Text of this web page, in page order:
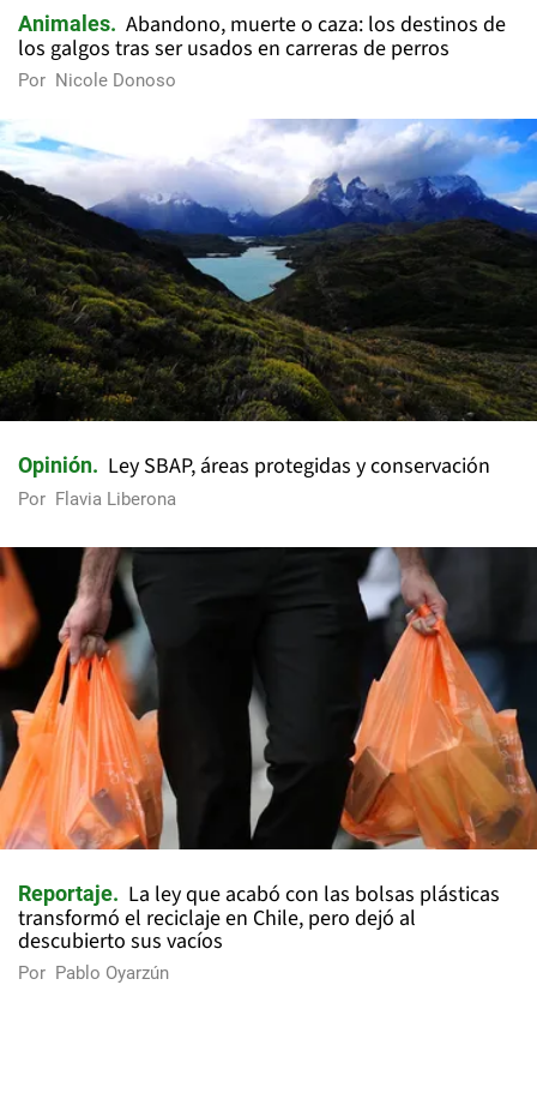
Animales
Abandono, muerte o caza: los destinos de
los galgos tras ser usados en carreras de perros
Por Nicole Donoso
Opinión Ley SBAP, áreas protegidas y conservación
Por Flavia Liberona
Reportaje
La ley que acabó con las bolsas plásticas
transformó el reciclaje en Chile, pero dejó al
descubierto sus vacíos
Por Pablo Oyarzún